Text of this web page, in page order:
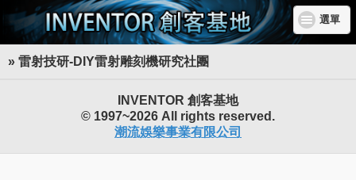
選單
» 雷射技研-DIY雷射雕刻機研究社團
INVENTOR 創客基地
© 1997~2026 All rights reserved.
潮流娛樂事業有限公司